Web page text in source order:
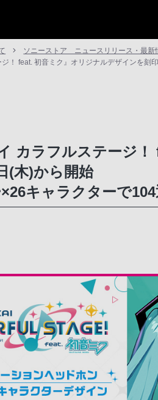
ソニーストア ニュースリリース・最新
ジ！ feat. 初音ミク』オリジナルデザインを
カラフルステージ
(木)から開始
キャラクターで